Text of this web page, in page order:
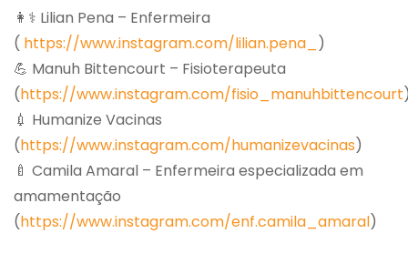
👩⚕️ Lilian Pena – Enfermeira
( https://www.instagram.com/lilian.pena_ )
💪 Manuh Bittencourt – Fisioterapeuta
(https://www.instagram.com/fisio_manuhbittencourt
💉 Humanize Vacinas
(https://www.instagram.com/humanizevacinas)
🍼 Camila Amaral – Enfermeira especializada em
amamentação
(https://www.instagram.com/enf.camila_amaral)